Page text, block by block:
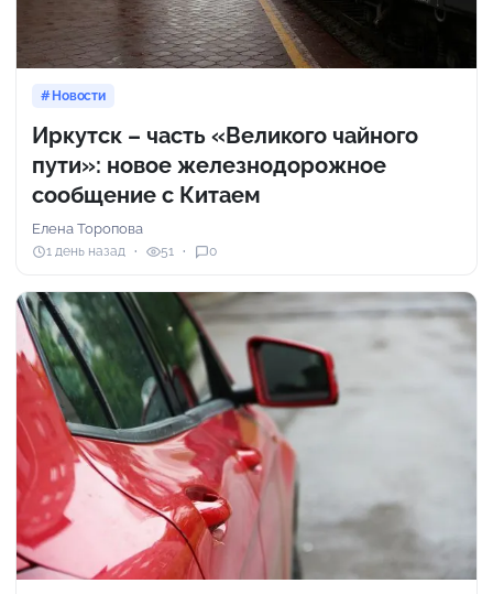
Новости
Иркутск – часть «Великого чайного
пути»: новое железнодорожное
сообщение с Китаем
Елена Торопова
1 день назад 51 0